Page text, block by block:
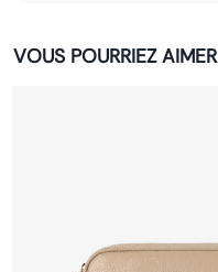
VOUS POURRIEZ AIMER